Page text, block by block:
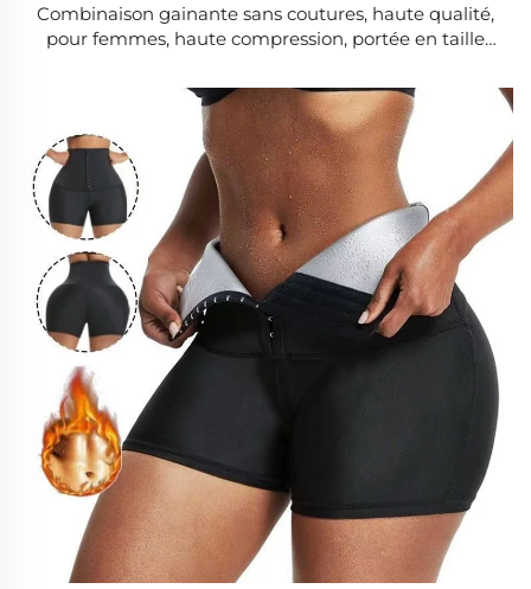
Combinaison gainante sans coutures, haute qualité,
pour femmes, haute compression, portée en taille
combinaison longue